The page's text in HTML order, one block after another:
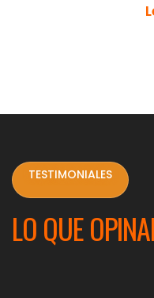
TESTIMONIALES
LO QUE